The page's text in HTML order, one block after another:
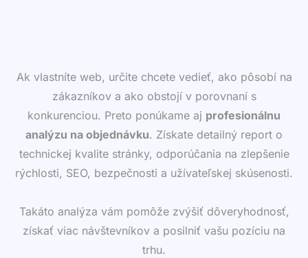
Ak vlastníte web, určite chcete vedieť, ako pôsobí na
zákazníkov a ako obstojí v porovnaní s
konkurenciou. Preto ponúkame aj profesionálnu
analýzu na objednávku. Získate detailný report o
technickej kvalite stránky, odporúčania na zlepšenie
rýchlosti, SEO, bezpečnosti a užívateľskej skúsenosti.
Takáto analýza vám pomôže zvýšiť dôveryhodnosť,
získať viac návštevníkov a posilniť vašu pozíciu na
trhu.